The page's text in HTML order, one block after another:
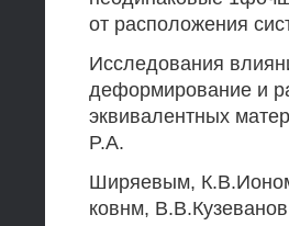
от расположения
Исследования
деформирование и
эквивалентных
P.A.
Ширяевым,
ковнм,